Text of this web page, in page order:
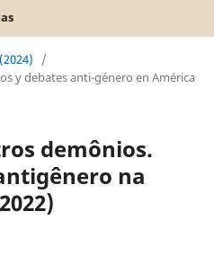
/
y debates anti-género en América
demônios.
na